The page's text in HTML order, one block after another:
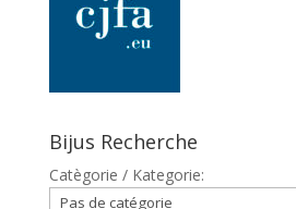
Bijus Recherche
Catègorie / Kategorie: